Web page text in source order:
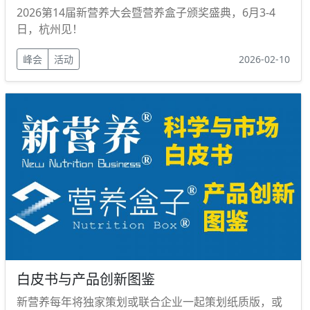
2026第14届新营养大会暨营养盒子颁奖盛典，6月3-4
日，杭州见！
峰会 活动 2026-02-10
白皮书与产品创新图鉴
新营养每年将独家策划或联合企业一起策划纸质版，或